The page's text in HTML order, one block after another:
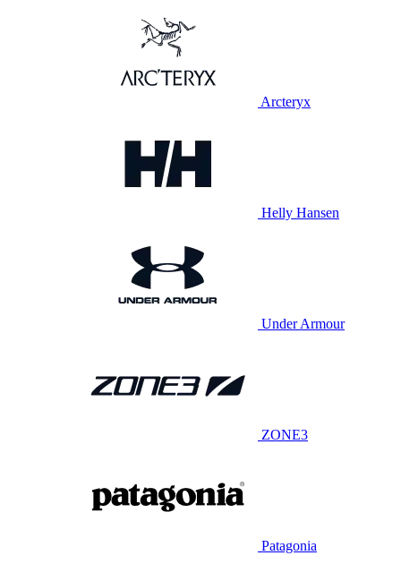
Arcteryx
Helly Hansen
Under Armour
ZONE3
Patagonia